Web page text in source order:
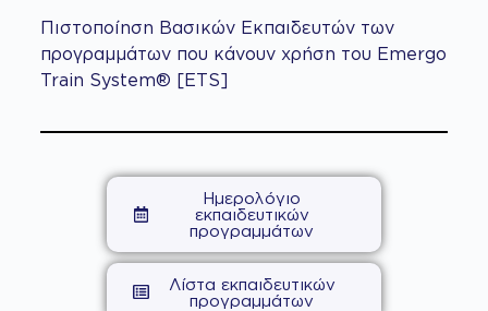
Πιστοποίηση Βασικών Εκπαιδευτών των
προγραμμάτων που κάνουν χρήση του Emergo
Train System® [ETS]
Ημερολόγιο
εκπαιδευτικών
προγραμμάτων
Λίστα εκπαιδευτικών
προγραμμάτων